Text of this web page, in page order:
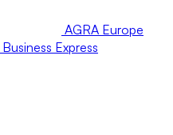
AGRA Europe
Business Express